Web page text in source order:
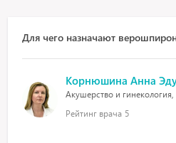
Для чего назначают
Корнюшина Анна
Акушерство и гинекология,
Рейтинг врача 5